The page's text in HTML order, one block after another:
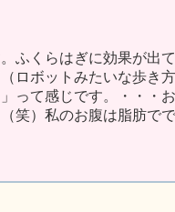
ふくらはぎに効果が出
ロボットみたいな歩き
って感じです。・・・
笑）私のお腹は脂肪で